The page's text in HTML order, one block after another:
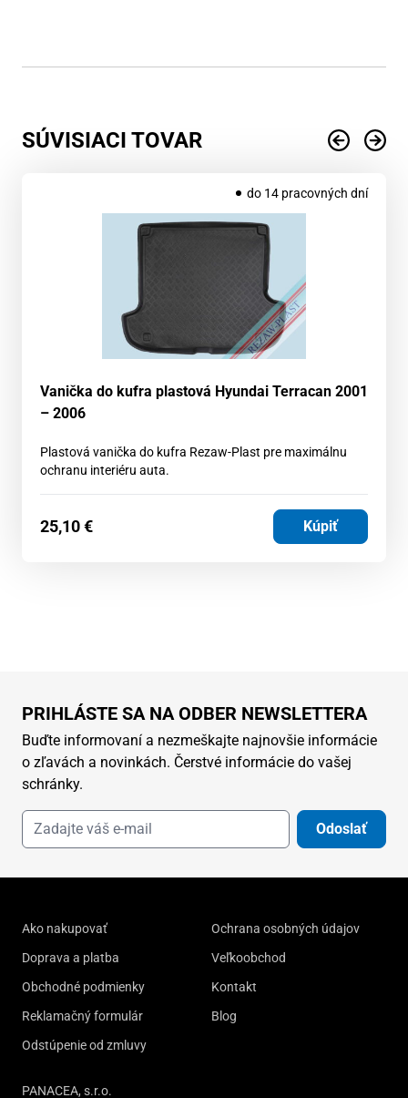
SÚVISIACI TOVAR
do 14 pracovných dní
Vanička do kufra plastová Hyundai Terracan 2001
– 2006
Plastová vanička do kufra Rezaw-Plast pre maximálnu
ochranu interiéru auta.
25,10€ Kúpiť
PRIHLÁSTE SA NA ODBER NEWSLETTERA
Buďte informovaní a nezmeškajte najnovšie informácie
o zľavách a novinkách. Čerstvé informácie do vašej
schránky.
Odoslať
Ako nakupovať
Doprava a platba
Obchodné podmienky
Reklamačný formulár
Odstúpenie od zmluvy
Ochrana osobných údajov
Veľkoobchod
Kontakt
Blog
PANACEA, s.r.o.